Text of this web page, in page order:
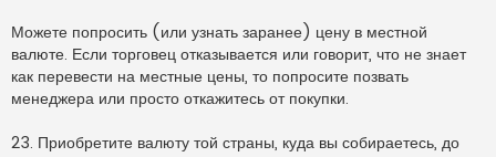
Можете попросить (или узнать заранее) цену в местной
валюте. Если торговец отказывается или говорит, что не знает
как перевести на местные цены, то попросите позвать
менеджера или просто откажитесь от покупки.
23. Приобретите валюту той страны, куда вы собираетесь, до